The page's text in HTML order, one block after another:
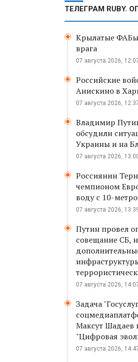
ТЕЛЕГРАМ RUBY.
Крылатые ФАБы
врага
07 августа 2026,
Российские
Анискино в
07 августа 2026,
Владимир
обсудили
Украины и на
07 августа 2026,
Россиянин
чемпионом
воду с 10-
07 августа 2026,
Путин провел
совещание СБ,
07 августа 2026,
Задача
Максут Шадаев
"Цифровая
07 августа 2026,